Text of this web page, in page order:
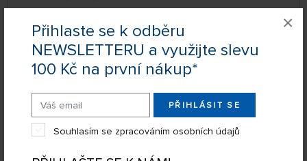
Přihlaste se k odběru
NEWSLETTERU a využijte slevu
100 Kč na první nákup*
PŘIHLÁSIT SE
Souhlasím se zpracováním osobních údajů
×